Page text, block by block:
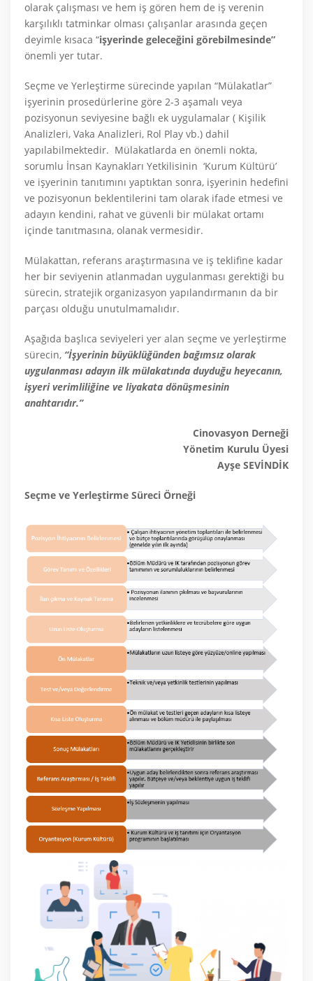
olarak çalışması ve hem iş gören hem de iş verenin
karşılıklı tatminkar olması çalışanlar arasında geçen
deyimle kısaca “işyerinde geleceğini görebilmesinde”
önemli yer tutar.
Seçme ve Yerleştirme sürecinde yapılan “Mülakatlar”
işyerinin prosedürlerine göre 2-3 aşamalı veya
pozisyonun seviyesine bağlı ek uygulamalar ( Kişilik
Analizleri, Vaka Analizleri, Rol Play vb.) dahil
yapılabilmektedir. Mülakatlarda en önemli nokta,
sorumlu İnsan Kaynakları Yetkilisinin ‘Kurum Kültürü’
ve işyerinin tanıtımını yaptıktan sonra, işyerinin hedefini
ve pozisyonun beklentilerini tam olarak ifade etmesi ve
adayın kendini, rahat ve güvenli bir mülakat ortamı
içinde tanıtmasına, olanak vermesidir.
Mülakattan, referans araştırmasına ve iş teklifine kadar
her bir seviyenin atlanmadan uygulanması gerektiği bu
sürecin, stratejik organizasyon yapılandırmanın da bir
parçası olduğu unutulmamalıdır.
Aşağıda başlıca seviyeleri yer alan seçme ve yerleştirme
sürecin, “İşyerinin büyüklüğünden bağımsız olarak
uygulanması adayın ilk mülakatında duyduğu heyecanın,
işyeri verimliliğine ve liyakata dönüşmesinin
anahtarıdır.”
Cinovasyon Derneği
Yönetim Kurulu Üyesi
Ayşe SEVİNDİK
Seçme ve Yerleştirme Süreci Örneği